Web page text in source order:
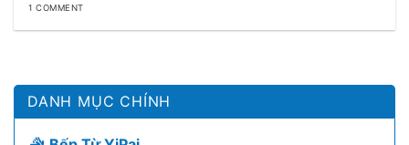
1 COMMENT
DANH MỤC CHÍNH